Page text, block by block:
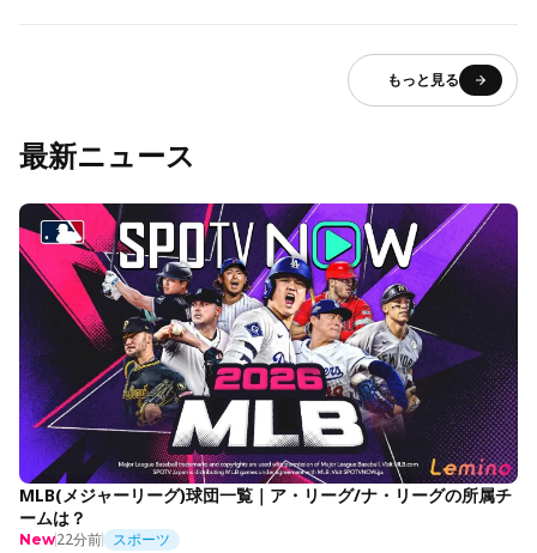
もっと見る
最新ニュース
MLB(メジャーリーグ)球団一覧｜ア・リーグ/ナ・リーグの所属チ
ームは？
New22分前 スポーツ